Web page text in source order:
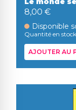
8,00 €
Disponible
Quantité en
AJOUTER AU